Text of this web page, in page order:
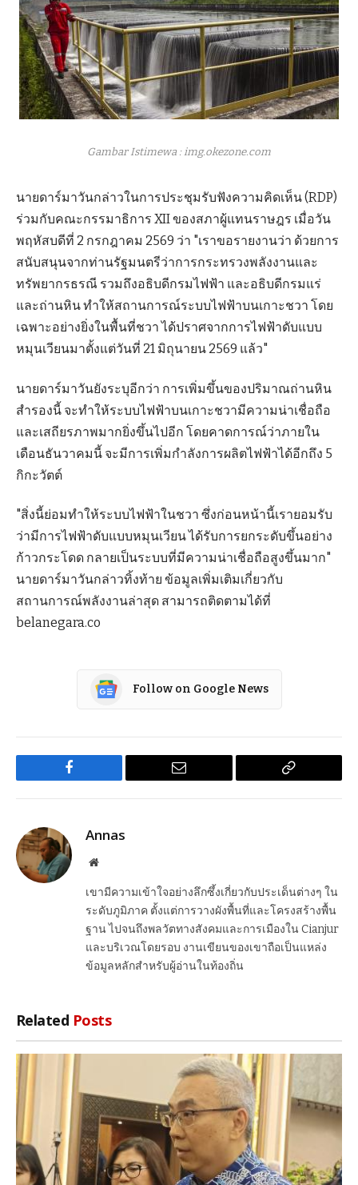
Gambar Istimewa : img.okezone.com
นายดาร์มาวันกล่าวในการประชุมรับฟังความคิดเห็น (RDP)
ร่วมกับคณะกรรมาธิการ XII ของสภาผู้แทนราษฎร เมื่อวัน
พฤหัสบดีที่ 2 กรกฎาคม 2569 ว่า "เราขอรายงานว่า ด้วยการ
สนับสนุนจากท่านรัฐมนตรีว่าการกระทรวงพลังงานและ
ทรัพยากรธรณี รวมถึงอธิบดีกรมไฟฟ้า และอธิบดีกรมแร่
และถ่านหิน ทำให้สถานการณ์ระบบไฟฟ้าบนเกาะชวา โดย
เฉพาะอย่างยิ่งในพื้นที่ชวา ได้ปราศจากการไฟฟ้าดับแบบ
หมุนเวียนมาตั้งแต่วันที่ 21 มิถุนายน 2569 แล้ว"
นายดาร์มาวันยังระบุอีกว่า การเพิ่มขึ้นของปริมาณถ่านหิน
สำรองนี้ จะทำให้ระบบไฟฟ้าบนเกาะชวามีความน่าเชื่อถือ
และเสถียรภาพมากยิ่งขึ้นไปอีก โดยคาดการณ์ว่าภายใน
เดือนธันวาคมนี้ จะมีการเพิ่มกำลังการผลิตไฟฟ้าได้อีกถึง 5
กิกะวัตต์
"สิ่งนี้ย่อมทำให้ระบบไฟฟ้าในชวา ซึ่งก่อนหน้านี้เรายอมรับ
ว่ามีการไฟฟ้าดับแบบหมุนเวียน ได้รับการยกระดับขึ้นอย่าง
ก้าวกระโดด กลายเป็นระบบที่มีความน่าเชื่อถือสูงขึ้นมาก"
นายดาร์มาวันกล่าวทิ้งท้าย ข้อมูลเพิ่มเติมเกี่ยวกับ
สถานการณ์พลังงานล่าสุด สามารถติดตามได้ที่
belanegara.co
Follow on Google News
Facebook Email
Copy
Annas
Website
เขามีความเข้าใจอย่างลึกซึ้งเกี่ยวกับประเด็นต่างๆ ใน
ระดับภูมิภาค ตั้งแต่การวางผังพื้นที่และโครงสร้างพื้น
ฐาน ไปจนถึงพลวัตทางสังคมและการเมืองใน Cianjur
และบริเวณโดยรอบ งานเขียนของเขาถือเป็นแหล่ง
ข้อมูลหลักสำหรับผู้อ่านในท้องถิ่น
Related Posts